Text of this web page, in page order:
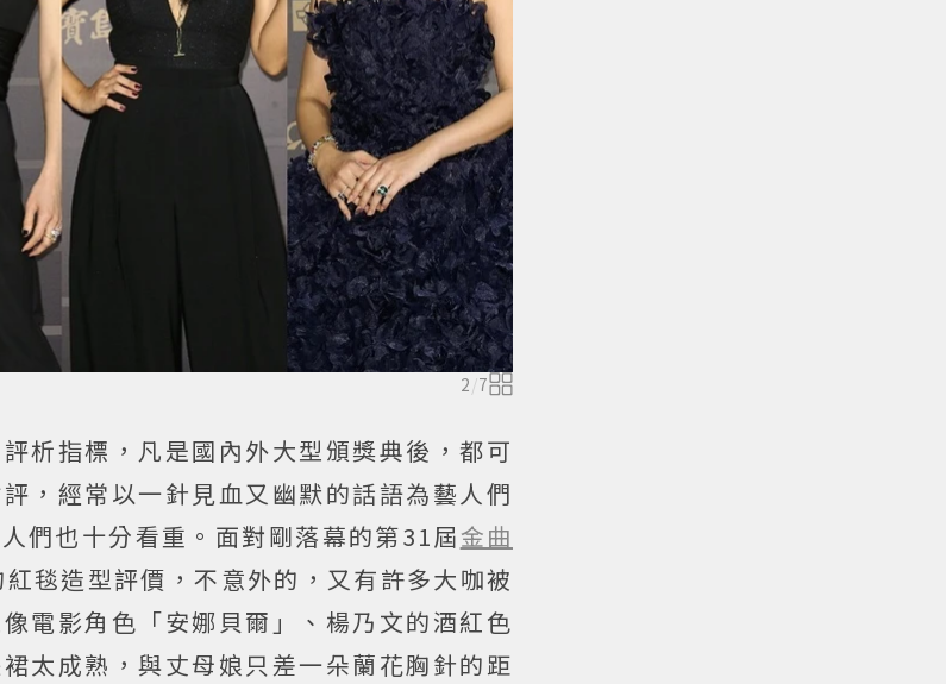
2/7
析指標，凡是國內外大型頒獎典後，都可
，經常以一針見血又幽默的話語為藝人們
們也十分看重。面對剛落幕的第31屆金曲
毯造型評價，不意外的，又有許多大咖被
電影角色「安娜貝爾」、楊乃文的酒紅色
太成熟，與丈母娘只差一朵蘭花胸針的距